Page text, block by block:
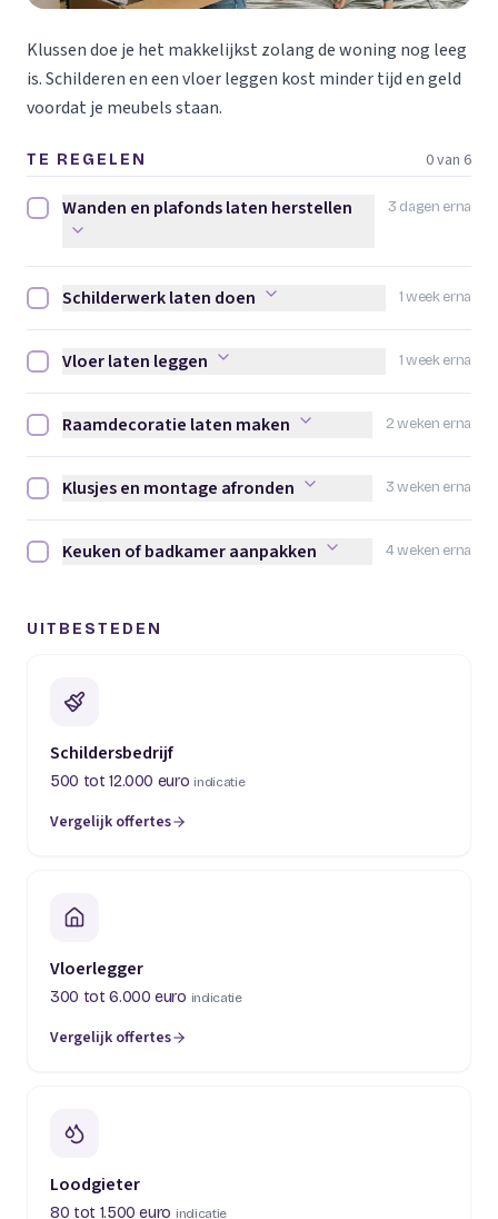
Klussen doe je het makkelijkst zolang de woning nog leeg
is. Schilderen en een vloer leggen kost minder tijd en geld
voordat je meubels staan.
TE REGELEN 0 van 6
3 dagen erna
Wanden en plafonds laten herstellen afvinken
Wanden en plafonds laten herstellen
1 week erna
Schilderwerk laten doen afvinken
Schilderwerk laten doen
1 week erna
Vloer laten leggen afvinken
Vloer laten leggen
2 weken erna
Raamdecoratie laten maken afvinken
Raamdecoratie laten maken
3 weken erna
Klusjes en montage afronden afvinken
Klusjes en montage afronden
4 weken erna
Keuken of badkamer aanpakken afvinken
Keuken of badkamer aanpakken
UITBESTEDEN
Schildersbedrijf
500 tot 12.000 euro indicatie
Vergelijk offertes
(opent in een nieuw tabblad)
Vloerlegger
300 tot 6.000 euro indicatie
Vergelijk offertes
(opent in een nieuw tabblad)
Loodgieter
80 tot 1.500 euro indicatie